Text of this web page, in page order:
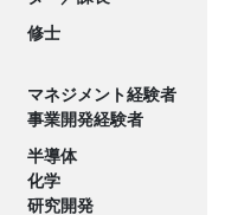
修士
マネジメント経験者
事業開発経験者
半導体
化学
研究開発